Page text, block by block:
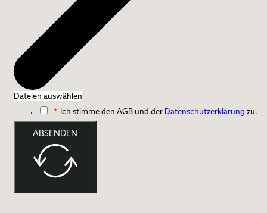
Dateien auswählen
* Ich stimme den AGB und der Datenschutzerklärung zu.
ABSENDEN